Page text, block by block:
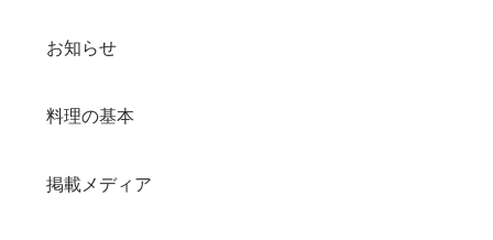
お知らせ
料理の基本
掲載メディア